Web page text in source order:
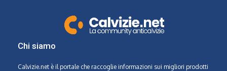
Chi siamo
Calvizie.net è il portale che raccoglie informazioni sui migliori prodotti